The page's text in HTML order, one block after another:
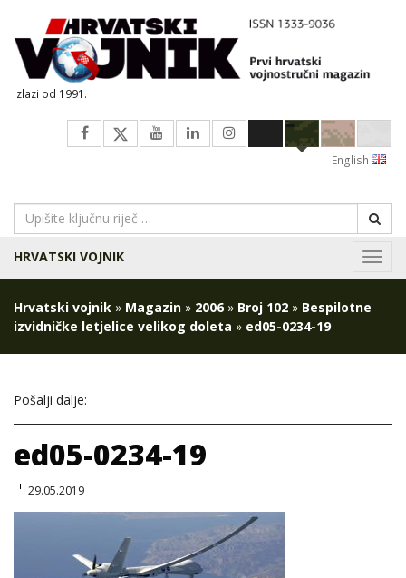
izlazi od 1991.
English
HRVATSKI VOJNIK
Hrvatski vojnik » Magazin » 2006 » Broj 102 » Bespilotne
izvidničke letjelice velikog doleta » ed05-0234-19
Pošalji dalje:
ed05-0234-19
29.05.2019